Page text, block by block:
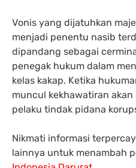
Vonis yang dijatuhkan
menjadi penentu nasib
dipandang sebagai
penegak hukum dalam
kelas kakap. Ketika
muncul kekhawatiran
pelaku tindak pidana
Nikmati informasi
lainnya untuk menambah